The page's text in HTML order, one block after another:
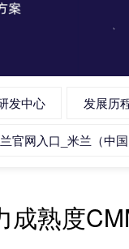
发中心 发展历
官网入口_米兰（中国
成熟度